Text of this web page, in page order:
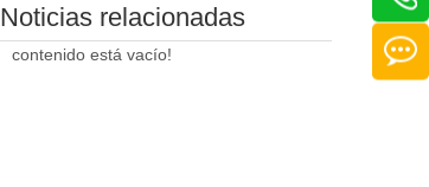
Noticias relacionadas
contenido está vacío!